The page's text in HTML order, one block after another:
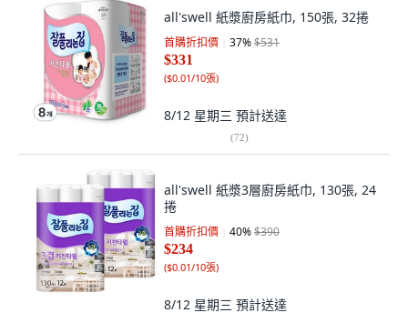
all'swell 紙漿廚房紙巾, 150張, 32捲
首購折扣價 37%$531
$331
($0.01/10張)
8/12 星期三 預計送達
(72)
all'swell 紙漿3層廚房紙巾, 130張, 24
捲
首購折扣價 40%$390
$234
($0.01/10張)
8/12 星期三 預計送達